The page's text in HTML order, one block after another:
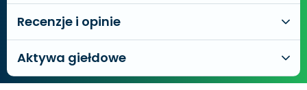
Recenzje i opinie
Aktywa giełdowe